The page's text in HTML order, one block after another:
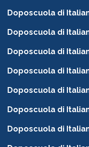
Doposcuola di
Doposcuola di
Doposcuola di
Doposcuola di
Doposcuola di
Doposcuola di
Doposcuola di